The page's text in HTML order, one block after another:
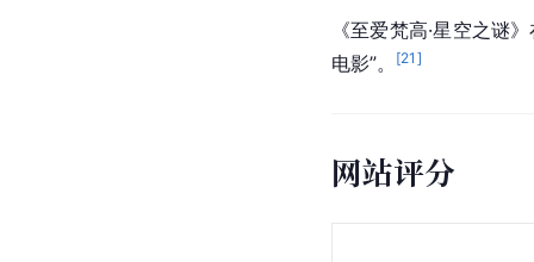
《至爱梵高·星空之谜
电影”。
[21 ]
网站评分